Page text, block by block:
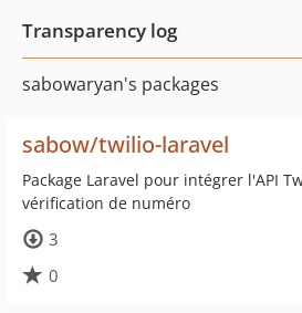
Transparency log
sabowaryan's packages
sabow/twilio-laravel
Package Laravel pour intégrer l'API
vérification de numéro
3
0